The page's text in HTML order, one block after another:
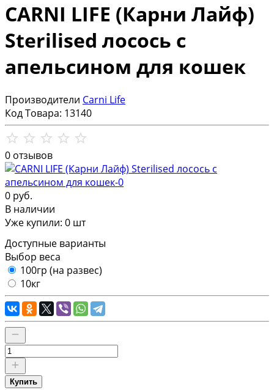
CARNI LIFE (Карни Лайф)
Sterilised лосось с
апельсином для кошек
Производители Carni Life
Код Товара: 13140
0 отзывов
0 руб.
В наличии
Уже купили: 0 шт
Доступные варианты
Выбор веса
100гр (на развес)
10кг
Купить